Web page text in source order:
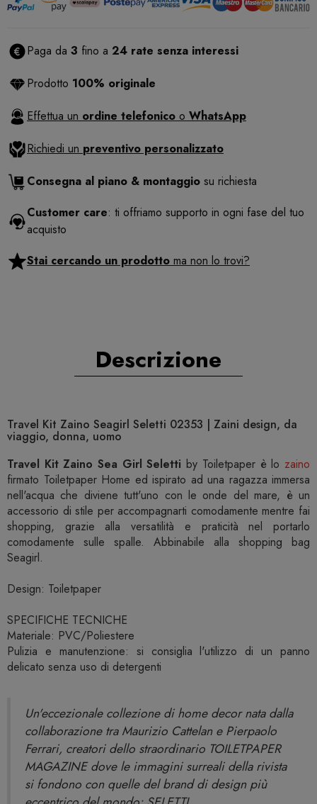
Paga da 3 fino a 24 rate senza interessi
Prodotto 100% originale
Effettua un ordine telefonico o WhatsApp
Richiedi un preventivo personalizzato
Consegna al piano & montaggio su richiesta
Customer care: ti offriamo supporto in ogni fase del tuo
acquisto
Stai cercando un prodotto ma non lo trovi?
Descrizione
Travel Kit Zaino Seagirl Seletti 02353 | Zaini design, da
viaggio, donna, uomo
Travel Kit Zaino Sea Girl Seletti by Toiletpaper è lo zaino
firmato Toiletpaper Home ed ispirato ad una ragazza immersa
nell'acqua che diviene tutt'uno con le onde del mare, è un
accessorio di stile per accompagnarti comodamente mentre fai
shopping, grazie alla versatilità e praticità nel portarlo
comodamente sulle spalle. Abbinabile alla shopping bag
Seagirl.
Design: Toiletpaper
SPECIFICHE TECNICHE
Materiale: PVC/Poliestere
Pulizia e manutenzione: si consiglia l'utilizzo di un panno
delicato senza uso di detergenti
Un'eccezionale collezione di home decor nata dalla
collaborazione tra Maurizio Cattelan e Pierpaolo
Ferrari, creatori dello straordinario TOILETPAPER
MAGAZINE dove le immagini surreali della rivista
si fondono con quelle del brand di design più